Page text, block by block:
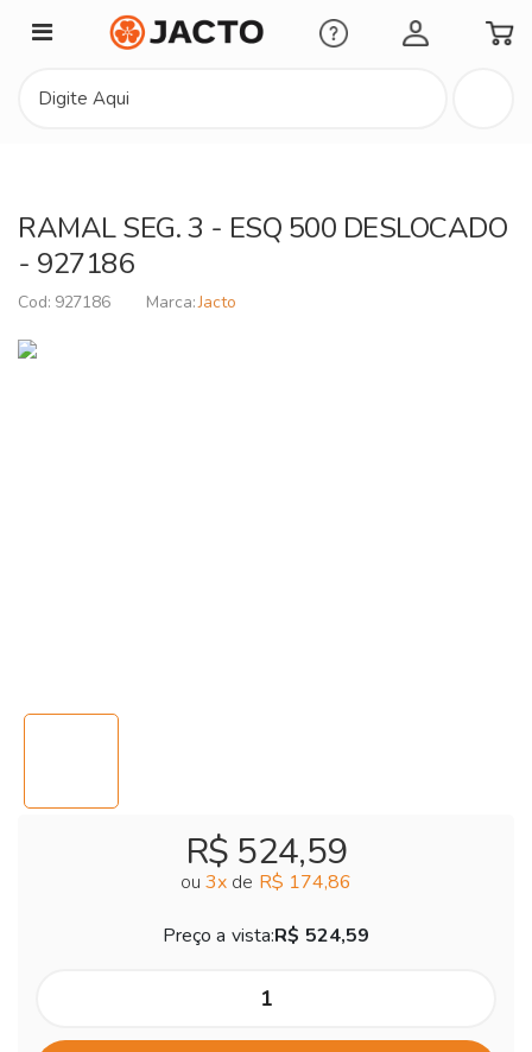
Minha Conta
RAMAL SEG. 3 - ESQ 500 DESLOCADO
- 927186
927186 Jacto
R$ 524,59
ou 3x de R$ 174,86
Preço a vista:R$ 524,59